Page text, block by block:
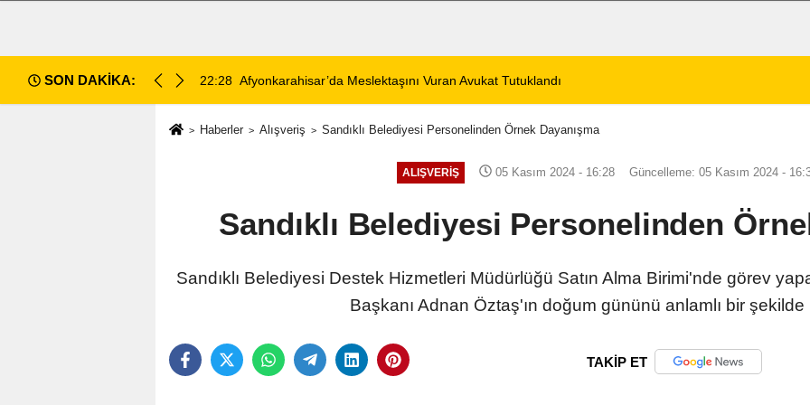
SON DAKİKA:
Meslektaşını Vuran Avukat Tutuklandı 22:23 Afyonkarahisar’da 2 Yaşındaki Çocuk Balkondan Düştü
Haberler Alışveriş Sandıklı Belediyesi Personelinden Örnek Dayanışma
ALIŞVERIŞ 05 Kasım 2024 - 16:28 Güncelleme: 05 Kasım 2024 -
Sandıklı Belediyesi Personelinden
Sandıklı Belediyesi Destek Hizmetleri Müdürlüğü Satın Alma Birimi'nde görev
Başkanı Adnan Öztaş'ın doğum gününü anlamlı bir şekilde
TAKİP ET